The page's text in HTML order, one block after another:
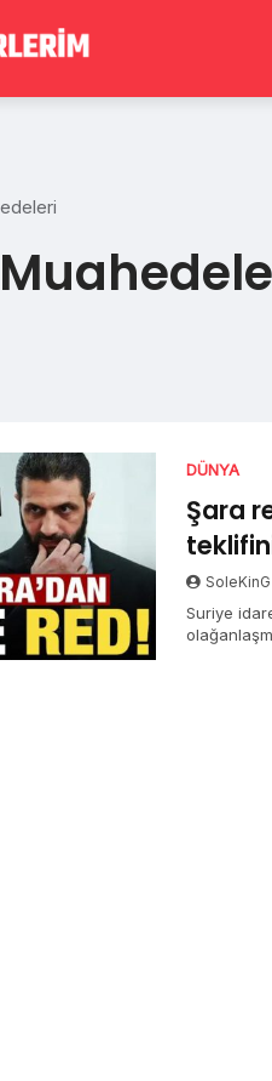
DÜNYA
Şara
SoleKinG
Suriye